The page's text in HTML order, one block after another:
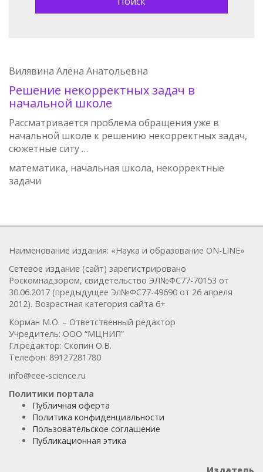
Вилявина Алёна Анатольевна
Решение некорректных задач в
начальной школе
Рассматривается проблема обращения уже в
начальной школе к решению некорректных задач,
сюжетные ситу …
математика, начальная школа, некорректные
задачи
Наименование издания: «Наука и образование ON-LINE»
Сетевое издание (сайт) зарегистрировано
Роскомнадзором, свидетельство ЭЛ№ФС77-70153 от
30.06.2017 (предыдущее Эл№ФC77-49690 от 26 апреля
2012). Возрастная категория сайта 6+
Корман М.О. – Ответственный редактор
Учредитель: ООО “МЦНИП”
Гл.редактор: Скопин О.В.
Телефон: 89127281780
info@eee-science.ru
Политики портала
Публичная оферта
Политика конфиденциальности
Пользовательское соглашение
Публикационная этика